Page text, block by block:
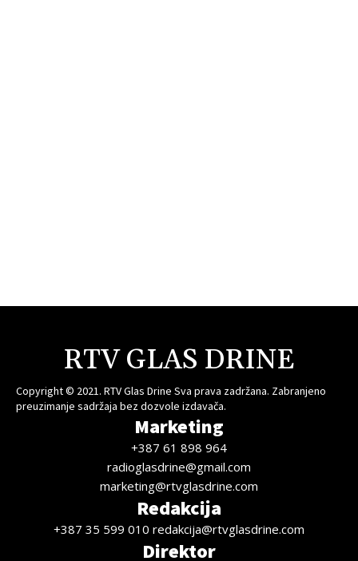
RTV GLAS DRINE
Copyright © 2021. RTV Glas Drine Sva prava zadržana. Zabranjeno
preuzimanje sadržaja bez dozvole izdavača.
Marketing
+387 61 898 964
radioglasdrine@gmail.com
marketing@rtvglasdrine.com
Redakcija
+387 35 599 010 redakcija@rtvglasdrine.com
Direktor